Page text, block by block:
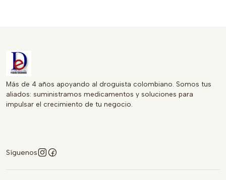
Más de 4 años apoyando al droguista colombiano. Somos tus
aliados: suministramos medicamentos y soluciones para
impulsar el crecimiento de tu negocio.
Síguenos